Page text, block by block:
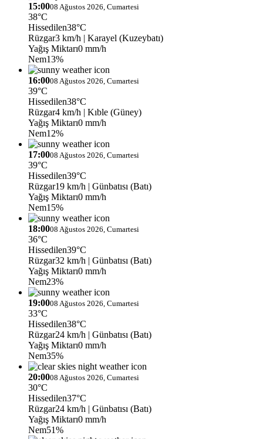
15:0008 Ağustos 2026, Cumartesi
38°C
Hissedilen38°C
Rüzgar3 km/h | Karayel (Kuzeybatı)
Yağış Miktarı0 mm/h
Nem13%
16:0008 Ağustos 2026, Cumartesi
39°C
Hissedilen38°C
Rüzgar4 km/h | Kıble (Güney)
Yağış Miktarı0 mm/h
Nem12%
17:0008 Ağustos 2026, Cumartesi
39°C
Hissedilen39°C
Rüzgar19 km/h | Günbatısı (Batı)
Yağış Miktarı0 mm/h
Nem15%
18:0008 Ağustos 2026, Cumartesi
36°C
Hissedilen39°C
Rüzgar32 km/h | Günbatısı (Batı)
Yağış Miktarı0 mm/h
Nem23%
19:0008 Ağustos 2026, Cumartesi
33°C
Hissedilen38°C
Rüzgar24 km/h | Günbatısı (Batı)
Yağış Miktarı0 mm/h
Nem35%
20:0008 Ağustos 2026, Cumartesi
30°C
Hissedilen37°C
Rüzgar24 km/h | Günbatısı (Batı)
Yağış Miktarı0 mm/h
Nem51%